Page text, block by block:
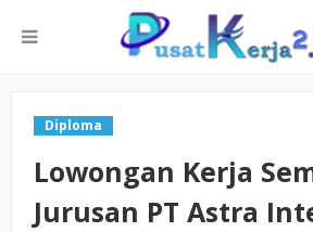
Diploma
Lowongan Kerja
Jurusan PT Astra